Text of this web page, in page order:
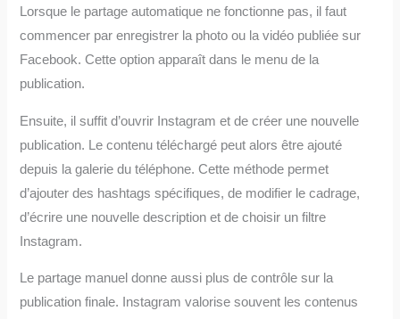
Lorsque le partage automatique ne fonctionne pas, il faut
commencer par enregistrer la photo ou la vidéo publiée sur
Facebook. Cette option apparaît dans le menu de la
publication.
Ensuite, il suffit d’ouvrir Instagram et de créer une nouvelle
publication. Le contenu téléchargé peut alors être ajouté
depuis la galerie du téléphone. Cette méthode permet
d’ajouter des hashtags spécifiques, de modifier le cadrage,
d’écrire une nouvelle description et de choisir un filtre
Instagram.
Le partage manuel donne aussi plus de contrôle sur la
publication finale. Instagram valorise souvent les contenus